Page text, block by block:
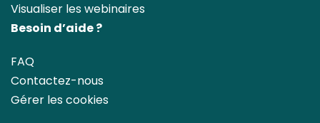
Visualiser les webinaires
Besoin d’aide ?
FAQ
Contactez-nous
Gérer les cookies